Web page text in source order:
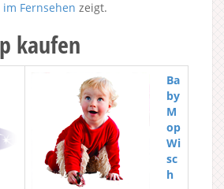
Fernsehen zeigt.
kaufen
Ba
by
M
op
Wi
sc
h